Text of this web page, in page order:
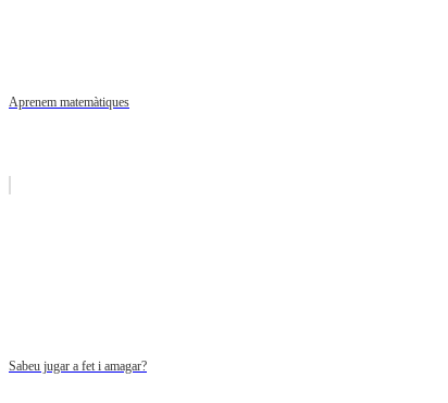
Aprenem matemàtiques
Sabeu jugar a fet i amagar?